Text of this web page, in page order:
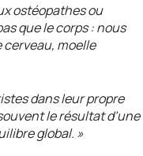
ostéopathes ou
que le corps : nous
moelle
dans leur propre
le résultat d’une
global. »